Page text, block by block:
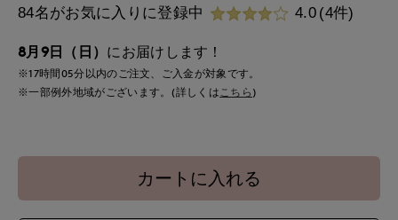
84名がお気に入りに登録中 4.0 (4件)
8月9日（日） にお届けします！
※17時間05分以内のご注文、ご入金が対象です。
※一部例外地域がございます。(詳しくはこちら )
カートに入れる